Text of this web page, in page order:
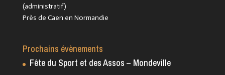
(administratif)
Près de Caen en Normandie
Prochains évènements
Fête du Sport et des Assos – Mondeville